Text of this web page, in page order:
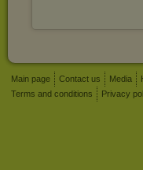
Main page Contact us Media
Terms and conditions
Privacy